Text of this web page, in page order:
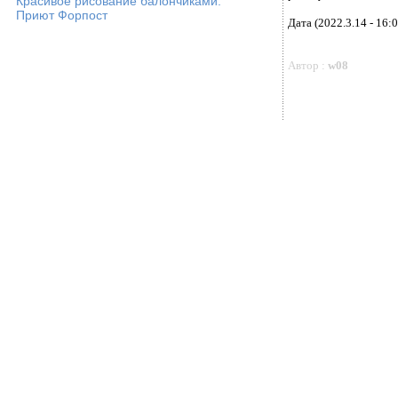
Приют Форпост
Дата (2022.3.14 -
Автор : w08